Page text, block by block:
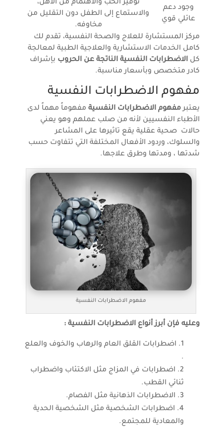
وجود دعم
عائلي قوي
توفير الحب والاهتمام من الأهل،
والاستماع إلى الطفل دون التقليل من
مخاوفه.
مركز المستشارة للعلاج والصحة النفسية، تقدم لك
كامل الخدمات الاستشارية والعلاجية الطبية لمعالجة
كل الاضطرابات النفسية الناتجة عن الحروب بإشراف
كادر متخصص وبأسعار مناسبة.
مفهوم الاضطرابات النفسية
يعتبرمفهوم الاضطرابات النفسيةمفهوماً مهماً لدى
الأطباء النفسيين لأنه من صلب عملهم وهو يعني
حالات صحية عقلية يقع تاثيرها على المشاعر
والسلوك، وردود الأفعال المختلفة التي تتفاوت حسب
شدتها ، ومدتها وطرق علاجها.
مفهوم الاضطرابات النفسية
وعليه فإن أبرز أنواع الاضطرابات النفسية :
اضطرابات القلق العام والرهاب والخوف والعلع
.
اضطرابات في المزاج مثل الاكتئاب واضطراب
ثنائي القطب.
الاضطرابات الذهانية مثل الفصام.
اضطرابات الشخصية مثل الشخصية الحدية
والمعادية للمجتمع.